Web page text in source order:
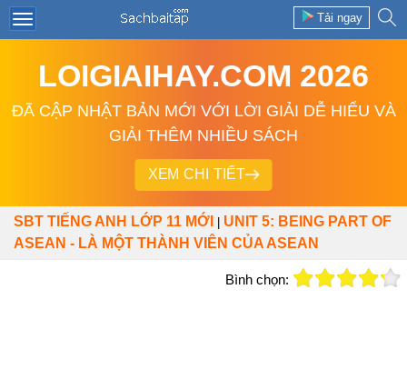
Tải ngay
LOIGIAIHAY.COM 2026
ĐÃ CẬP NHẬT BẢN MỚI VỚI LỜI GIẢI DỄ HIỂU VÀ
GIẢI THÊM NHIỀU SÁCH
XEM CHI TIẾT
SBT TIẾNG ANH LỚP 11 MỚI
UNIT 5: BEING PART OF
ASEAN - LÀ MỘT THÀNH VIÊN CỦA ASEAN
Bình chọn: